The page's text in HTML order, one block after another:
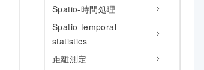
Spatio-時間処理
Spatio-temporal
statistics
距離測定